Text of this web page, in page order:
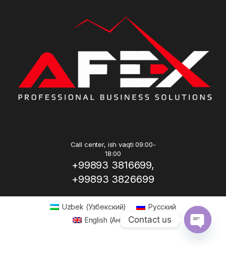
Call center, ish vaqti 09:00-
18:00
+99893 3816699,
+99893 3826699
Uzbek (Узбекский)
Русский
English (Английский)
Contact us